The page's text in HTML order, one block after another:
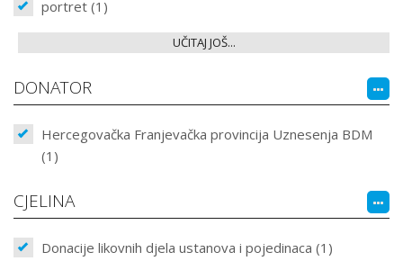
portret (1)
UČITAJ JOŠ...
DONATOR
Hercegovačka Franjevačka provincija Uznesenja BDM
(1)
CJELINA
Donacije likovnih djela ustanova i pojedinaca (1)